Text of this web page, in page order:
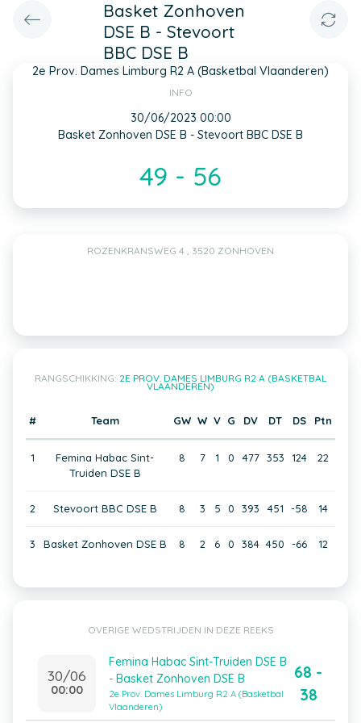
Basket Zonhoven
DSE B - Stevoort
BBC DSE B
2e Prov. Dames Limburg R2 A (Basketbal Vlaanderen)
INFO
30/06/2023 00:00
Basket Zonhoven DSE B - Stevoort BBC DSE B
49 - 56
ROZENKRANSWEG 4 , 3520 ZONHOVEN
RANGSCHIKKING: 2E PROV. DAMES LIMBURG R2 A (BASKETBAL
VLAANDEREN)
# Team GW W V G DV DT DS Ptn
1
Femina Habac Sint-
Truiden DSE B
8 7 1 0 477 353 124 22
2 Stevoort BBC DSE B 8 3 5 0 393 451 -58 14
3 Basket Zonhoven DSE B 8 2 6 0 384 450 -66 12
OVERIGE WEDSTRIJDEN IN DEZE REEKS
30/06
00:00
Femina Habac Sint-Truiden DSE B
- Basket Zonhoven DSE B
2e Prov. Dames Limburg R2 A (Basketbal
Vlaanderen)
68 -
38